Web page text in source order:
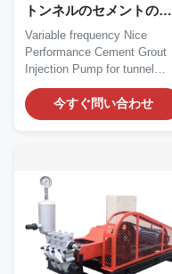
トンネルのセメントのグ
ラウト ポンプ1460R/Min
セメントの注入
Variable frequency Nice
Performance Cement Grout
Injection Pump for tunnel
Cement Grout Injection...
今すぐ問い合わせ